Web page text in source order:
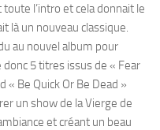
l’intro et cela donnait le
là un nouveau classique.
au nouvel album pour
5 titres issus de « Fear
« Be Quick Or Be Dead »
un show de la Vierge de
et créant un beau